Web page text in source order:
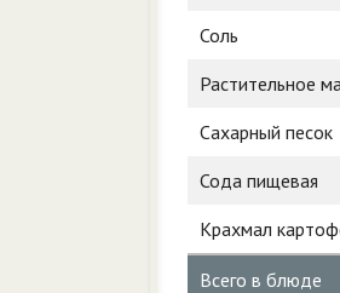
Соль
Растительное
Сахарный песок
Сода пищевая
Крахмал
Всего в блюде